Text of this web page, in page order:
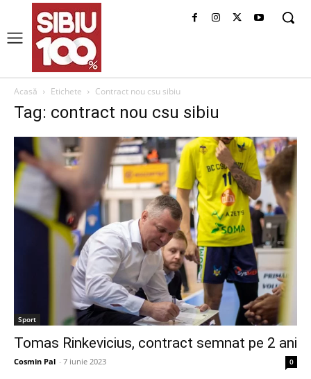
Acasă Etichete Contract nou csu sibiu
Tag: contract nou csu sibiu
Sport
Tomas Rinkevicius, contract semnat pe 2 ani
Cosmin Pal - 7 iunie 2023 0